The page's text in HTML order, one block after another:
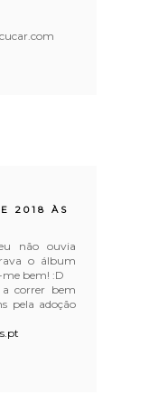
2018 ÀS
não ouvia
o álbum
bem! :D
a correr bem
pela adoção